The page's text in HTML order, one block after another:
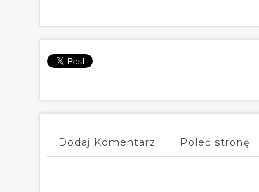
Dodaj Komentarz Poleć stronę